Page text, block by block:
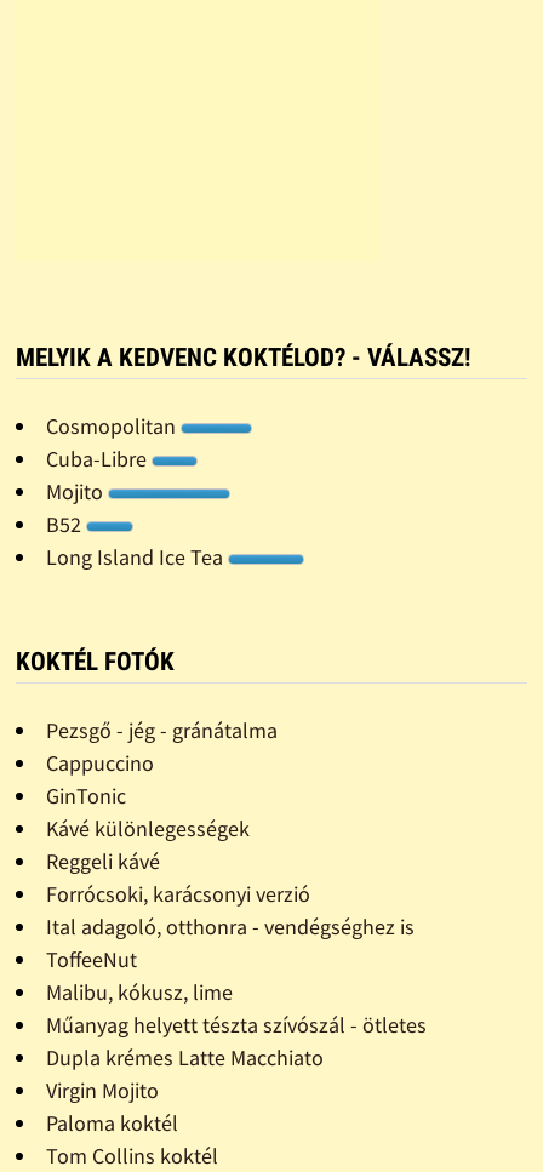
MELYIK A KEDVENC KOKTÉLOD? - VÁLASSZ!
Cosmopolitan
Cuba-Libre
Mojito
B52
Long Island Ice Tea
KOKTÉL FOTÓK
Pezsgő - jég - gránátalma
Cappuccino
GinTonic
Kávé különlegességek
Reggeli kávé
Forrócsoki, karácsonyi verzió
Ital adagoló, otthonra - vendégséghez is
ToffeeNut
Malibu, kókusz, lime
Műanyag helyett tészta szívószál - ötletes
Dupla krémes Latte Macchiato
Virgin Mojito
Paloma koktél
Tom Collins koktél